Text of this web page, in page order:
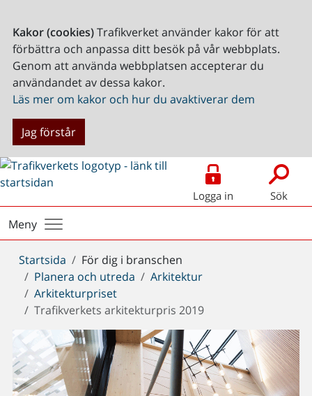
Kakor (cookies)Trafikverket använder kakor för att
förbättra och anpassa ditt besök på vår webbplats.
Genom att använda webbplatsen accepterar du
användandet av dessa kakor.
Läs mer om kakor och hur du avaktiverar dem
Jag förstår
Logga in Sök
Meny
Du
är
här:
Startsida
För dig i branschen
Planera och utreda
Arkitektur
Arkitekturpriset
Trafikverkets arkitekturpris 2019